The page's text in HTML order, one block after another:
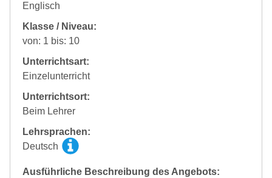
Englisch
Klasse / Niveau:
von: 1 bis: 10
Unterrichtsart:
Einzelunterricht
Unterrichtsort:
Beim Lehrer
Lehrsprachen:
Deutsch
Ausführliche Beschreibung des Angebots: